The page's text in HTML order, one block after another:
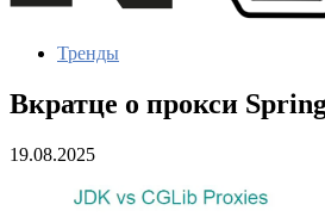
Тренды
Вкратце о прокси
19.08.2025